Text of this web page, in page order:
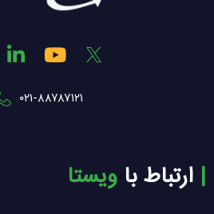
Y
o
u
t
L
i
k ۰۲۱-۸۸۷۸۷۱۲۱
| ‌ ارتباط با ویستا